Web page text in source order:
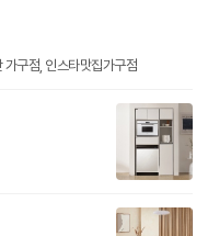
가구점, 인스타맛집가구점